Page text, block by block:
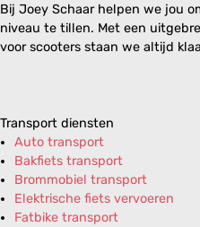
Bij Joey Schaar helpen we jou
niveau te tillen. Met een
voor scooters staan we altijd
Transport diensten
Auto transport
Bakfiets transport
Brommobiel transport
Elektrische fiets vervoeren
Fatbike transport